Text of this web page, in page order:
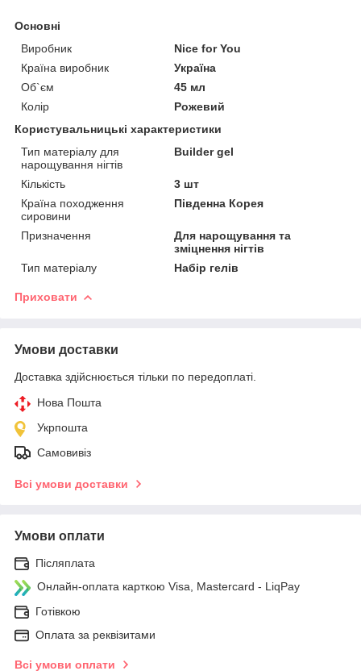
Основні
Виробник
Nice for You
Країна виробник
Україна
Об`єм
45 мл
Колір
Рожевий
Користувальницькі характеристики
Тип матеріалу для
нарощування нігтів
Builder gel
Кількість
3 шт
Країна походження
сировини
Південна Корея
Призначення
Для нарощування та
зміцнення нігтів
Тип матеріалу
Набір гелів
Приховати
Умови доставки
Доставка здійснюється тільки по передоплаті.
Нова Пошта
Укрпошта
Самовивіз
Всі умови доставки
Умови оплати
Післяплата
Онлайн-оплата карткою Visa, Mastercard - LiqPay
Готівкою
Оплата за реквізитами
Всі умови оплати